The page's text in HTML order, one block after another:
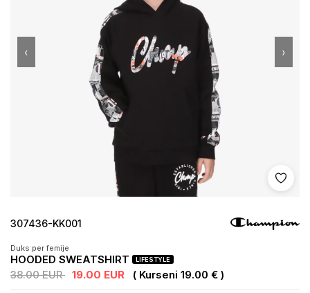
Shto
‹ ›
307436-KK001
Duks per femije
HOODED SWEATSHIRT LIFESTYLE
38.00 EUR 19.00 EUR ( Kurseni 19.00 € )